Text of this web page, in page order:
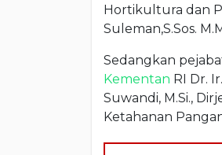
Hortikultura dan
Suleman,S.Sos.
Sedangkan
Kementan RI Dr.
Suwandi, M.Si.,
Ketahanan